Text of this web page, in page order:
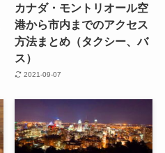
カナダ・モントリオール空
港から市内までのアクセス
方法まとめ（タクシー、バ
ス）
2021-09-07